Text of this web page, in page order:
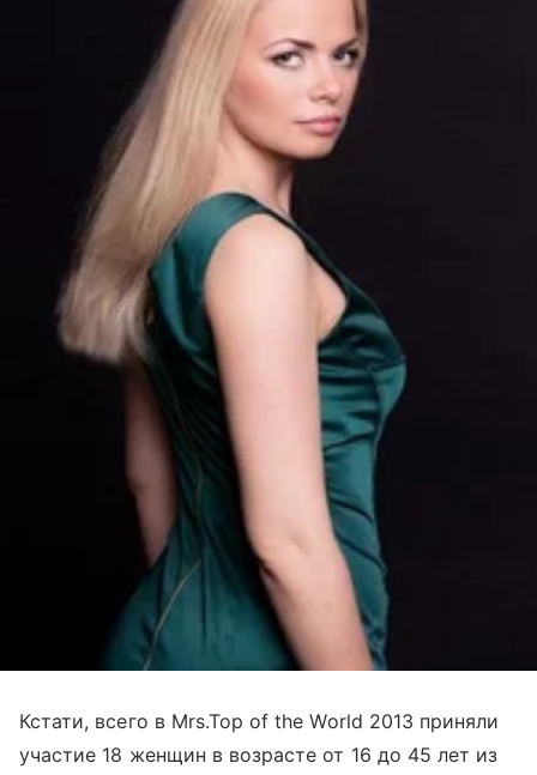
Кстати, всего в Mrs.Top of the World 2013 приняли
участие 18 женщин в возрасте от 16 до 45 лет из